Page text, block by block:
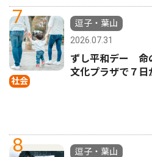
7
社会
逗子・葉山
2026.07.31
ずし平和デー 命
文化プラザで７日
8
逗子・葉山